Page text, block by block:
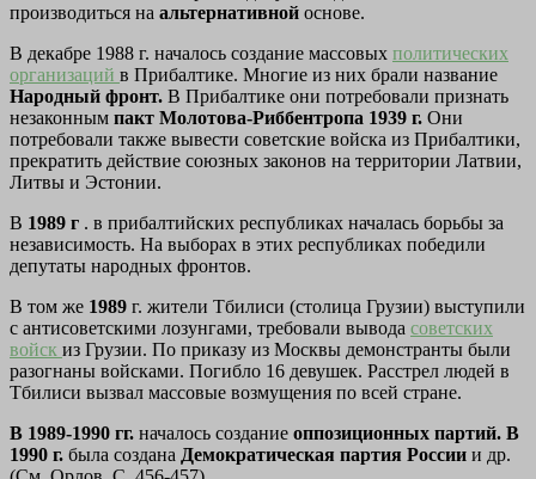
производиться на альтернативной основе.
В декабре 1988 г. началось создание массовых политических
организаций в Прибалтике. Многие из них брали название
Народный фронт. В Прибалтике они потребовали признать
незаконным пакт Молотова-Риббентропа 1939 г. Они
потребовали также вывести советские войска из Прибалтики,
прекратить действие союзных законов на территории Латвии,
Литвы и Эстонии.
В 1989 г . в прибалтийских республиках началась борьбы за
независимость. На выборах в этих республиках победили
депутаты народных фронтов.
В том же 1989 г. жители Тбилиси (столица Грузии) выступили
с антисоветскими лозунгами, требовали вывода советских
войск из Грузии. По приказу из Москвы демонстранты были
разогнаны войсками. Погибло 16 девушек. Расстрел людей в
Тбилиси вызвал массовые возмущения по всей стране.
В 1989-1990 гг. началось создание оппозиционных партий. В
1990 г. была создана Демократическая партия России и др.